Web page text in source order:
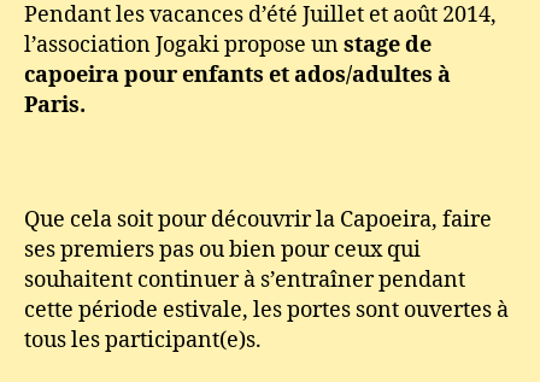
–
Stage
Jogaki
Pendant les vacances d’été Juillet et août 2014,
l’association Jogaki propose unstage de
capoeira pour enfants et ados/adultes à
Paris.
Que cela soit pour découvrir la Capoeira, faire
ses premiers pas ou bien pour ceux qui
souhaitent continuer à s’entraîner pendant
cette période estivale, les portes sont ouvertes à
tous les participant(e)s.